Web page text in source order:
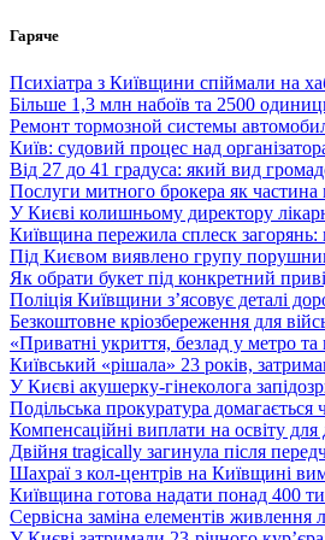
Перейти
вмісту
Гаряче
Психіатра з Київщини спіймали на
Більше 1,3 млн набоїв та 2500
Ремонт тормозной системы
Київ: судовий процес над
Від 27 до 41 градуса: який вид
Послуги митного брокера як частина
У Києві колишньому директору
Київщина пережила сплеск
Під Києвом виявлено групу
Як обрати букет під конкретний
Поліція Київщини з’ясовує деталі
Безкоштовне кріозбереження для
«Приватні укриття, безлад у метро та
Київський «рішала» 23 років,
У Києві акушерку-гінеколога
Подільська прокуратура
Компенсаційні виплати на освіту
Двійня tragically загинула після
Шахраї з кол-центрів на Київщині
Київщина готова надати понад 400
Сервісна заміна елементів живлення